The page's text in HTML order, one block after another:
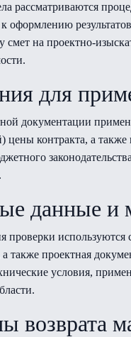
рассматриваются
оформлению
смет на проектно-
для
документации
цены контракта, а
данные и
проверки
а также проектная
условия,
возврата